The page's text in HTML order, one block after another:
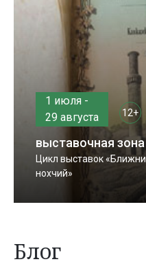
1 июля -
29 августа
12+
выставочная
Цикл выставок
нохчий»
Блог